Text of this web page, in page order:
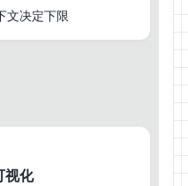
文决定下限
化